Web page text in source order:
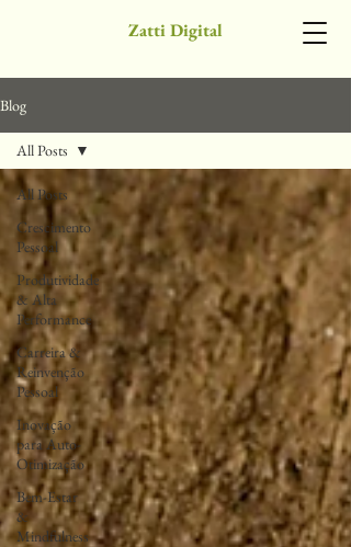
Zatti Digital
Blog
All Posts
Crescimento
Pessoal
Produtividade
& Alta
Performance
Carreira &
Reinvenção
Pessoal
Inovação
para Auto-
Otimização
Bem-Estar
&
Mindfulness
All Posts